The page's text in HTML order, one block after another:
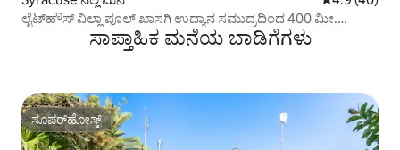
ಲೈಟ್‌ಹೌಸ್ ವಿಲ್ಲಾ ಪೂಲ್ ಖಾಸಗಿ ಉದ್ಯಾನ ಸಮುದ್ರದಿಂದ 400 ಮೀ.
ಸಾಪ್ತಾಹಿಕ ಮನೆಯ ಬಾಡಿಗೆಗಳು
ಸೂಪರ್‌ಹೋಸ್ಟ್
ಸೂಪರ್‌ಹೋಸ್ಟ್